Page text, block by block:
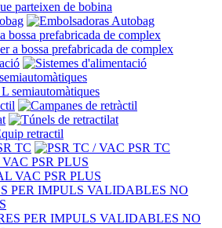
bossa prefabricada de complex
TC
PSR PLUS
PER IMPULS VALIDABLES NO